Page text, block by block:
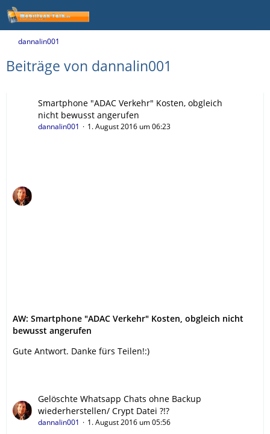
dannalin001
Beiträge von dannalin001
Smartphone "ADAC Verkehr" Kosten, obgleich
nicht bewusst angerufen
dannalin001 1. August 2016 um 06:23
AW: Smartphone "ADAC Verkehr" Kosten, obgleich nicht
bewusst angerufen
Gute Antwort. Danke fürs Teilen!:)
Gelöschte Whatsapp Chats ohne Backup
wiederherstellen/ Crypt Datei ?!?
dannalin001 1. August 2016 um 05:56